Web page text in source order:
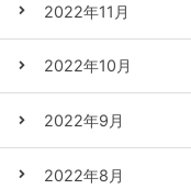
2022年11月
2022年10月
2022年9月
2022年8月